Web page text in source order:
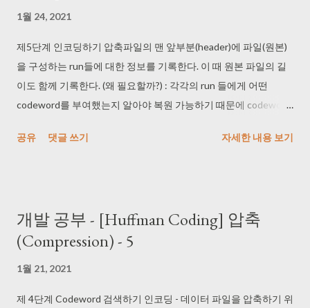
1월 24, 2021
제5단계 인코딩하기 압축파일의 맨 앞부분(header)에 파일(원본)
을 구성하는 run들에 대한 정보를 기록한다. 이 때 원본 파일의 길
이도 함께 기록한다. (왜 필요할까?) : 각각의 run 들에게 어떤
codeword를 부여했는지 알아야 복원 가능하기 때문에 codeword
다. outputFrequencies private void
나의 정수로 출력한다. fOut.writeLong(fIn.getFilePointer());
// 원본 파일의 크기(byte 단위)를 출력한다. for (int j = 0; j <
fOut.writeInt(r.runLen); fOut.writeInt(r.freq); ...
공유 댓글 쓰기 자세한 내용 보기
개발 공부 - [Huffman Coding] 압축
(Compression) - 5
1월 21, 2021
제 4단계 Codeword 검색하기 인코딩 - 데이터 파일을 압축하기 위